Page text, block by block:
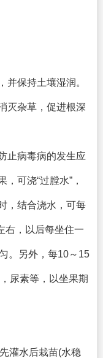
并保持土壤湿润。
灭杂草，促进根深
止病毒病的发生应
可浇“过膛水”，
，结合浇水，可每
右，以后每坐住一
。另外，每10～15
尿素等，以坐果期
灌水后栽苗(水稳